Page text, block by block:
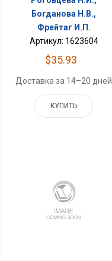
Богданова Н.В.,
Фрейтаг И.П.
Артикул: 1623604
$35.93
Доставка за 14–20 дней
КУПИТЬ